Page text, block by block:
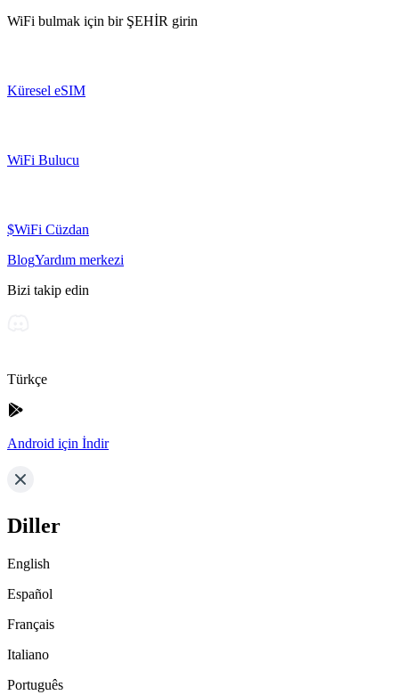
WiFi bulmak için bir ŞEHİR girin
Küresel eSIM
WiFi Bulucu
$WiFi Cüzdan
BlogYardım merkezi
Bizi takip edin
Türkçe
Android için İndir
Diller
English
Español
Français
Italiano
Português